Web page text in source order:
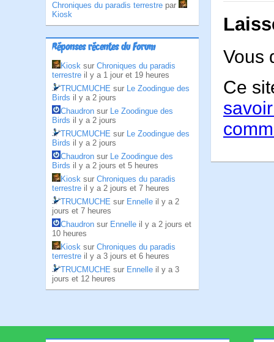
Chroniques du paradis terrestre par
Kiosk
Réponses récentes du Forum
Kiosk sur Chroniques du paradis
terrestre il y a 1 jour et 19 heures
TRUCMUCHE sur Le Zoodingue des
Birds il y a 2 jours
Chaudron sur Le Zoodingue des
Birds il y a 2 jours
TRUCMUCHE sur Le Zoodingue des
Birds il y a 2 jours
Chaudron sur Le Zoodingue des
Birds il y a 2 jours et 5 heures
Kiosk sur Chroniques du paradis
terrestre il y a 2 jours et 7 heures
TRUCMUCHE sur Ennelle il y a 2
jours et 7 heures
Chaudron sur Ennelle il y a 2 jours et
10 heures
Kiosk sur Chroniques du paradis
terrestre il y a 3 jours et 6 heures
TRUCMUCHE sur Ennelle il y a 3
jours et 12 heures
Vous
Ce